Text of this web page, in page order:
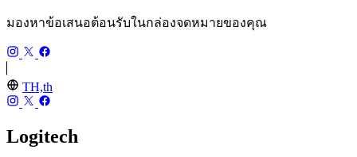
มองหาข้อเสนอต้อนรับในกล่องจดหมายของคุณ
TH,th
Logitech